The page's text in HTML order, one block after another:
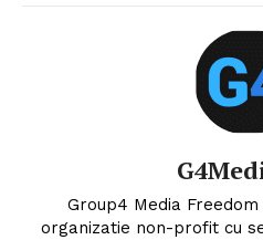
Group4 Media
organizatie non-profit cu